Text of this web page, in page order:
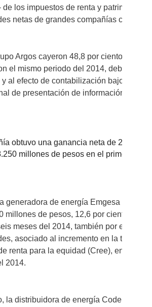
de los impuestos de renta y patrimonio,
netas de grandes compañías
Argos cayeron 48,8 por ciento en el
el mismo periodo del 2014, debido a
y al efecto de contabilización bajo la
de presentación de información
obtuvo una ganancia neta de 293.000
millones de pesos en el primer
generadora de energía Emgesa reportó
millones de pesos, 12,6 por ciento
meses del 2014, también por el
asociado al incremento en la tarifa y
renta para la equidad (Cree), en
2014.
la distribuidora de energía Codensa